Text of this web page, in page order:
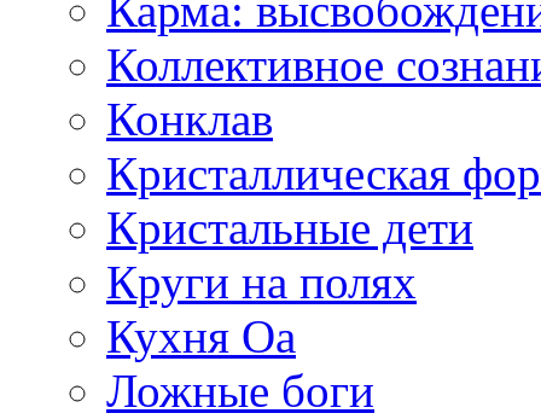
Коллективное
Конклав
Кристаллическая
Кристальные дети
Круги на полях
Кухня Оа
Ложные боги